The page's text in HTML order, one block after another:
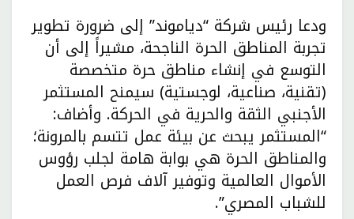
ودعا رئيس شركة “دياموند” إلى ضرورة تطوير
تجربة المناطق الحرة الناجحة، مشيراً إلى أن
التوسع في إنشاء مناطق حرة متخصصة
(تقنية، صناعية، لوجستية) سيمنح المستثمر
الأجنبي الثقة والحرية في الحركة. وأضاف:
“المستثمر يبحث عن بيئة عمل تتسم بالمرونة؛
والمناطق الحرة هي بوابة هامة لجلب رؤوس
الأموال العالمية وتوفير آلاف فرص العمل
للشباب المصري”.